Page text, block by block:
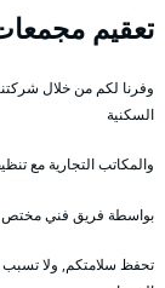
تعقيم
وفرنا لكم من خلال
السكنية
والمكاتب التجارية مع
بواسطة فريق فني مختص
تحفظ سلامتكم, ولا تسبب